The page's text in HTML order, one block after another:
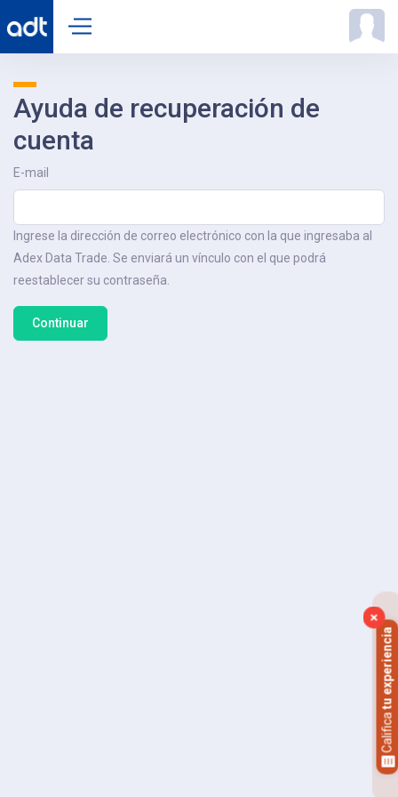
×
Califica
tu experiencia
Ayuda de recuperación de
cuenta
E-mail
Ingrese la dirección de correo electrónico con la que ingresaba al
Adex Data Trade. Se enviará un vínculo con el que podrá
reestablecer su contraseña.